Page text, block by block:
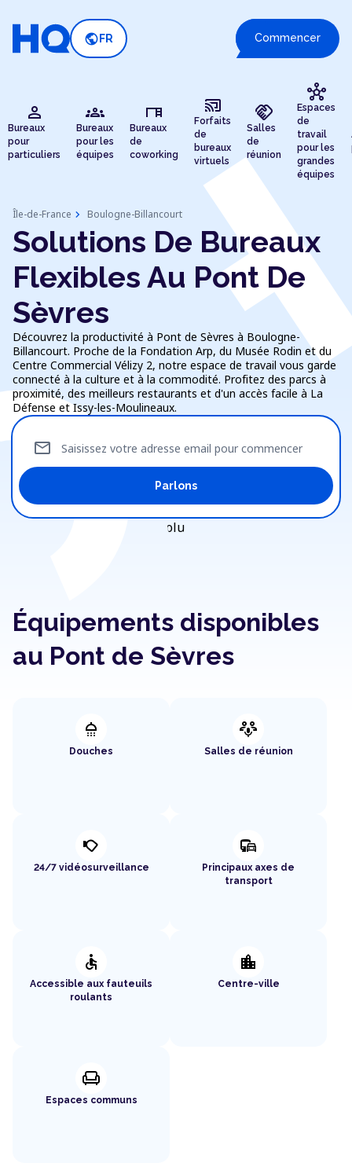
public FR Commencer
person
Bureaux
pour
particuliers
groups
Bureaux
pour les
équipes
desk
Bureaux
de
coworking
cast_connected
Forfaits
de
bureaux
virtuels
handshake
Salles
de
réunion
hub
Espaces
de
travail
pour les
grandes
équipes
Île-de-France chevron_right Boulogne-Billancourt
Solutions De Bureaux
Flexibles Au Pont De
Sèvres
Découvrez la productivité à Pont de Sèvres à Boulogne-
Billancourt. Proche de la Fondation Arp, du Musée Rodin et du
Centre Commercial Vélizy 2, notre espace de travail vous garde
connecté à la culture et à la commodité. Profitez des parcs à
proximité, des meilleurs restaurants et d'un accès facile à La
Défense et Issy-les-Moulineaux.
Saisissez votre adresse email pour commencer
mail
Parlons
Équipements disponibles
au Pont de Sèvres
shower
Douches
adaptive_audio_mic
Salles de réunion
nest_cam_outdoor
24/7 vidéosurveillance
commute
Principaux axes de
transport
accessible
Accessible aux fauteuils
roulants
location_city
Centre-ville
chair
Espaces communs